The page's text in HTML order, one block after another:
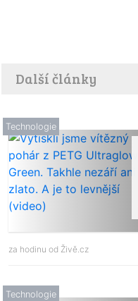
Další články
Technologie
za hodinu od Živě.cz
Technologie